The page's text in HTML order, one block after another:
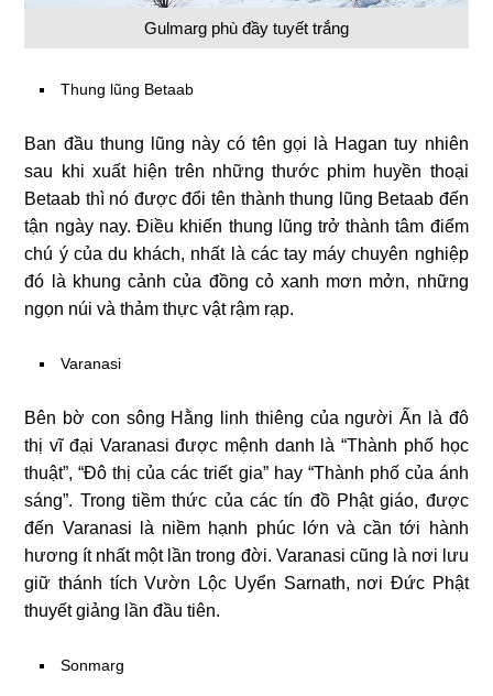
Gulmarg phù đầy tuyết trắng
Thung lũng Betaab
Ban đầu thung lũng này có tên gọi là Hagan tuy nhiên
sau khi xuất hiện trên những thước phim huyền thoại
Betaab thì nó được đổi tên thành thung lũng Betaab đến
tận ngày nay. Điều khiến thung lũng trở thành tâm điểm
chú ý của du khách, nhất là các tay máy chuyên nghiệp
đó là khung cảnh của đồng cỏ xanh mơn mởn, những
ngọn núi và thảm thực vật rậm rạp.
Varanasi
Bên bờ con sông Hằng linh thiêng của người Ấn là đô
thị vĩ đại Varanasi được mệnh danh là “Thành phố học
thuật”, “Đô thị của các triết gia” hay “Thành phố của ánh
sáng”. Trong tiềm thức của các tín đồ Phật giáo, được
đến Varanasi là niềm hạnh phúc lớn và cần tới hành
hương ít nhất một lần trong đời. Varanasi cũng là nơi lưu
giữ thánh tích Vườn Lộc Uyển Sarnath, nơi Đức Phật
thuyết giảng lần đầu tiên.
Sonmarg